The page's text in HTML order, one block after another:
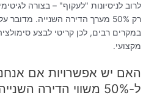
לרוב לניסיונות "לעקוף" – בצורה
רק 50% מערך הדירה השנייה.
במקרים רבים, לכן קריטי לבצע
מקצועי.
האם יש אפשרויות אם
ל-50% משווי הדירה השנייה?